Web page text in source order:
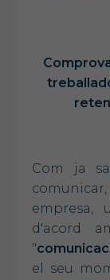
Com ja
empresa,
d'acord
"
el seu